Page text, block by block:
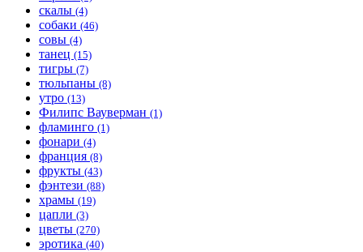
скалы (4)
собаки (46)
совы (4)
танец (15)
тигры (7)
тюльпаны (8)
утро (13)
Филипс Вауверман (1)
фламинго (1)
фонари (4)
франция (8)
фрукты (43)
фэнтези (88)
храмы (19)
цапли (3)
цветы (270)
эротика (40)